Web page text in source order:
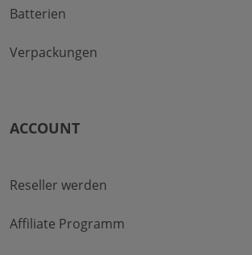
Batterien
Verpackungen
ACCOUNT
Reseller werden
Affiliate Programm